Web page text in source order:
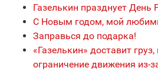
Газелькин празднует День
С Новым годом, мой
Заправься до подарка!
«Газелькин» доставит
ограничение движения